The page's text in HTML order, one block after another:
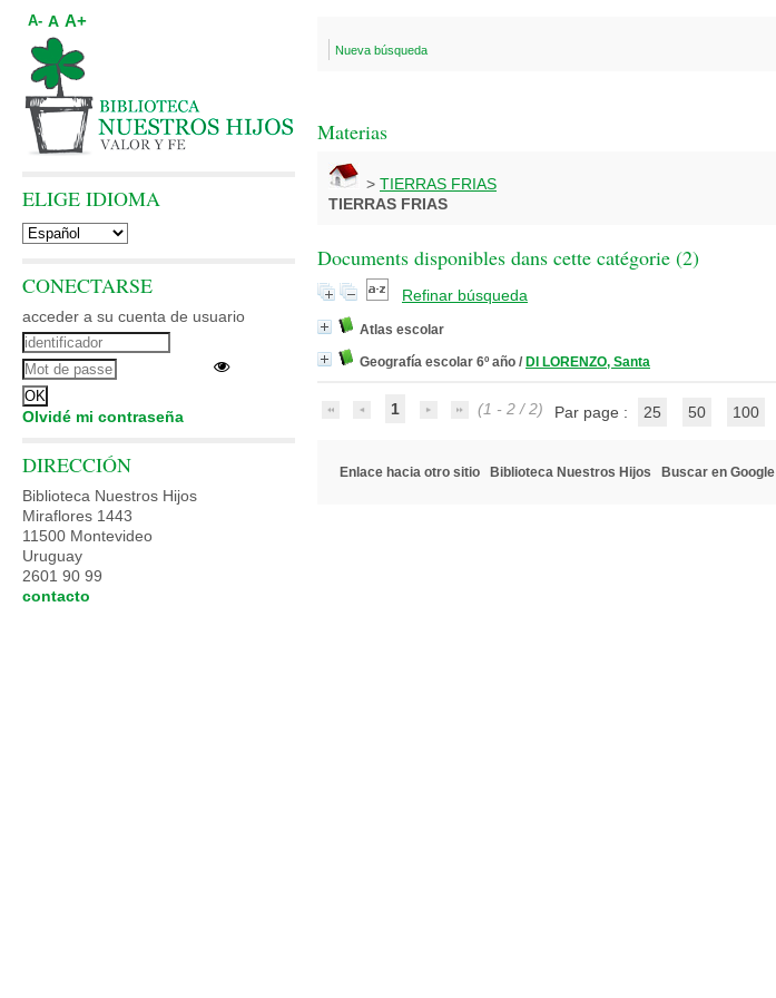
Nueva búsqueda
Materias
> TIERRAS FRIAS
TIERRAS FRIAS
Documents disponibles dans cette catégorie (2)
Refinar búsqueda
Atlas escolar
Geografía escolar 6º año / DI LORENZO, Santa
1 (1 - 2 / 2) Par page : 25 50 100
Enlace hacia otro sitio Biblioteca Nuestros Hijos Buscar en Google
A- A A+
ELIGE IDIOMA
CONECTARSE
acceder a su cuenta de usuario
Olvidé mi contraseña
DIRECCIÓN
Biblioteca Nuestros Hijos
Miraflores 1443
11500 Montevideo
Uruguay
2601 90 99
contacto